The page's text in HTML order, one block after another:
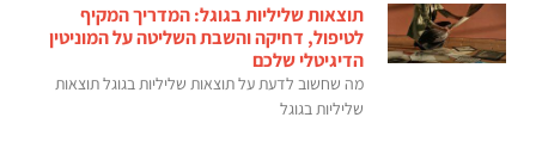
תוצאות שליליות בגוגל: המדריך המקיף
לטיפול, דחיקה והשבת השליטה על המוניטין
הדיגיטלי שלכם
מה שחשוב לדעת על תוצאות שליליות בגוגל תוצאות
שליליות בגוגל